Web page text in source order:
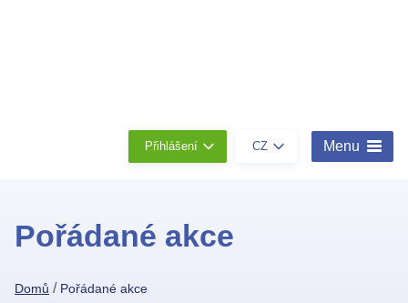
Přihlášení CZ Menu
Pořádané akce
Domů / Pořádané akce